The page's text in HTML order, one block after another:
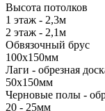
Высота потолков
1 этаж - 2,3м
2 этаж - 2,1м
Обвязочный брус
100х150мм
Лаги - обрезная
50х150мм
Черновые полы -
20 - 25мм